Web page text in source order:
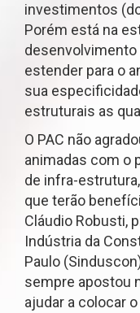
investimentos
Porém está na
estender para o
sua
estruturais as
O PAC não
animadas com o
de infra-
que terão
Cláudio Robusti,
Indústria da
Paulo
sempre apostou
ajudar a colocar